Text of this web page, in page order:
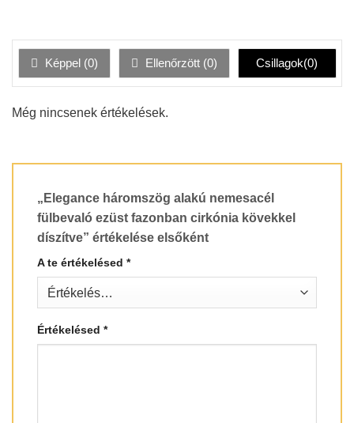
Képpel (0) Ellenőrzött (0) Csillagok(0)
Még nincsenek értékelések.
„Elegance háromszög alakú nemesacél
fülbevaló ezüst fazonban cirkónia kövekkel
díszítve” értékelése elsőként
A te értékelésed *
Értékelésed *